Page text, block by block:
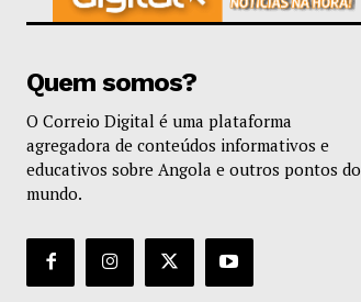
Quem somos?
O Correio Digital é uma plataforma
agregadora de conteúdos informativos e
educativos sobre Angola e outros pontos do
mundo.